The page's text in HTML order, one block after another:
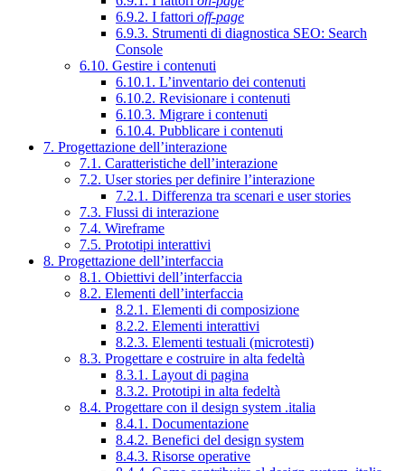
6.9.2. I fattori off-page
6.9.3. Strumenti di diagnostica SEO: Search
Console
6.10. Gestire i contenuti
6.10.1. L’inventario dei contenuti
6.10.2. Revisionare i contenuti
6.10.3. Migrare i contenuti
6.10.4. Pubblicare i contenuti
7. Progettazione dell’interazione
7.1. Caratteristiche dell’interazione
7.2. User stories per definire l’interazione
7.2.1. Differenza tra scenari e user stories
7.3. Flussi di interazione
7.4. Wireframe
7.5. Prototipi interattivi
8. Progettazione dell’interfaccia
8.1. Obiettivi dell’interfaccia
8.2. Elementi dell’interfaccia
8.2.1. Elementi di composizione
8.2.2. Elementi interattivi
8.2.3. Elementi testuali (microtesti)
8.3. Progettare e costruire in alta fedeltà
8.3.1. Layout di pagina
8.3.2. Prototipi in alta fedeltà
8.4. Progettare con il design system .italia
8.4.1. Documentazione
8.4.2. Benefici del design system
8.4.3. Risorse operative